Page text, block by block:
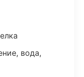
вода,